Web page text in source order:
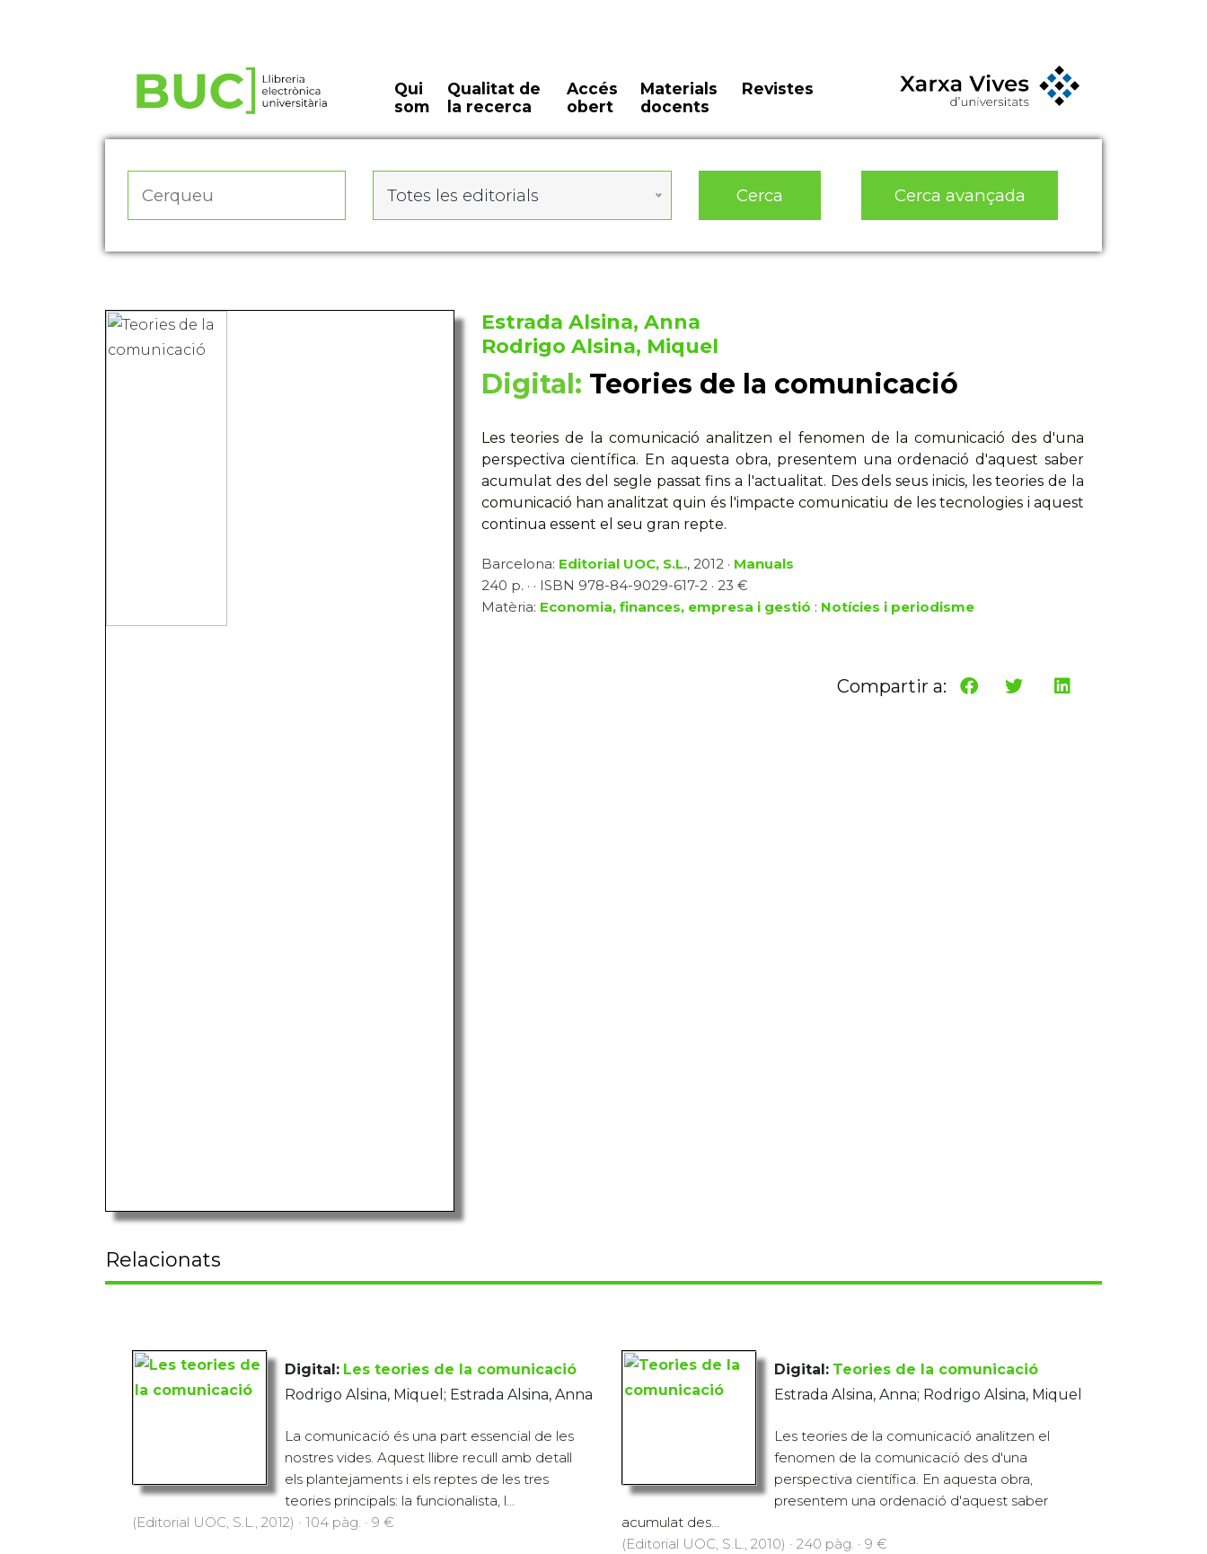
Qui
som
Qualitat de
la recerca
Accés
obert
Materials
docents
Revistes
Totes les editorials Cerca Cerca avançada
Estrada Alsina, Anna
Rodrigo Alsina, Miquel
Digital: Teories de la comunicació
Les teories de la comunicació analitzen el fenomen de la comunicació des d'una
perspectiva científica. En aquesta obra, presentem una ordenació d'aquest saber
acumulat des del segle passat fins a l'actualitat. Des dels seus inicis, les teories de la
comunicació han analitzat quin és l'impacte comunicatiu de les tecnologies i aquest
continua essent el seu gran repte.
Barcelona: Editorial UOC, S.L., 2012 · Manuals
240 p. · · ISBN 978-84-9029-617-2 · 23 €
Matèria: Economia, finances, empresa i gestió : Notícies i periodisme
Compartir a:
Relacionats
Digital: Les teories de la comunicació
Rodrigo Alsina, Miquel; Estrada Alsina, Anna
La comunicació és una part essencial de les
nostres vides. Aquest llibre recull amb detall
els plantejaments i els reptes de les tres
teories principals: la funcionalista, l...
(Editorial UOC, S.L., 2012) · 104 pàg. · 9 €
Digital: Teories de la comunicació
Estrada Alsina, Anna; Rodrigo Alsina, Miquel
Les teories de la comunicació analitzen el
fenomen de la comunicació des d'una
perspectiva científica. En aquesta obra,
presentem una ordenació d'aquest saber
acumulat des...
(Editorial UOC, S.L., 2010) · 240 pàg. · 9 €